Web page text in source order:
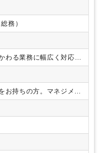
・総務）
わる業務に幅広く対応い
は人事チームをお任せで
ています。
だく業務領域としては
営層や各組織のハイヤリ
成長に必要な人材像を明
かまでを言語化し推進し
るものとして、求人媒体
測定、改善提案）、エー
お持ちの方。マネジメン
ける中途採用実務（ス
等）の経験
推進した経験3年以上
務に落とし込むことがで
うな業務も正確に行うこ